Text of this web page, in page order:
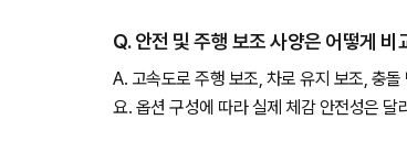
Q. 안전 및 주행 보조 사양은 어떻게 비
A. 고속도로 주행 보조, 차로 유지 보조, 충
요. 옵션 구성에 따라 실제 체감 안전성은 달